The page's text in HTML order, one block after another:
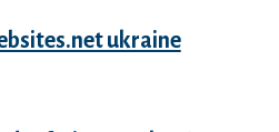
ukraine